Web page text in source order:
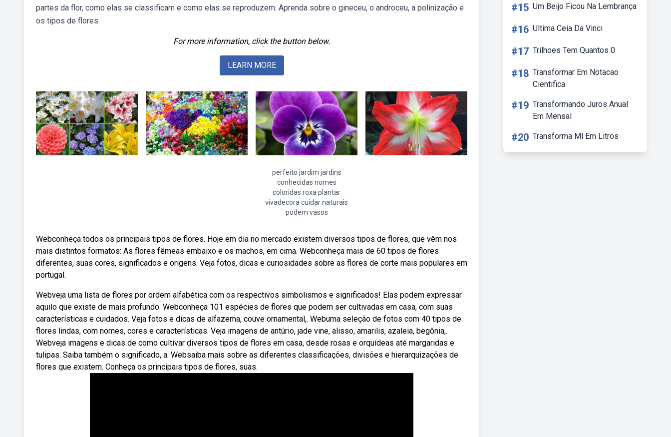
partes da flor, como elas se classificam e como elas se reproduzem. Aprenda sobre o gineceu, o androceu, a polinização e
os tipos de flores.
For more information, click the button below.
LEARN MORE
perfeito jardim jardins
conhecidas nomes
coloridas roxa plantar
vivadecora cuidar naturais
podem vasos
Webconheça todos os principais tipos de flores. Hoje em dia no mercado existem diversos tipos de flores, que vêm nos
mais distintos formatos: As flores fêmeas embaixo e os machos, em cima. Webconheça mais de 60 tipos de flores
diferentes, suas cores, significados e origens. Veja fotos, dicas e curiosidades sobre as flores de corte mais populares em
portugal.
Webveja uma lista de flores por ordem alfabética com os respectivos simbolismos e significados! Elas podem expressar
aquilo que existe de mais profundo. Webconheça 101 espécies de flores que podem ser cultivadas em casa, com suas
características e cuidados. Veja fotos e dicas de alfazema, couve ornamental,. Webuma seleção de fotos com 40 tipos de
flores lindas, com nomes, cores e características. Veja imagens de antúrio, jade vine, alisso, amarilis, azaleia, begônia,.
Webveja imagens e dicas de como cultivar diversos tipos de flores em casa, desde rosas e orquídeas até margaridas e
tulipas. Saiba também o significado, a. Websaiba mais sobre as diferentes classificações, divisões e hierarquizações de
flores que existem. Conheça os principais tipos de flores, suas.
#15 Um Beijo Ficou Na Lembrança
#16 Ultima Ceia Da Vinci
#17 Trilhoes Tem Quantos 0
#18 Transformar Em Notacao
Cientifica
#19 Transformando Juros Anual
Em Mensal
#20 Transforma Ml Em Litros